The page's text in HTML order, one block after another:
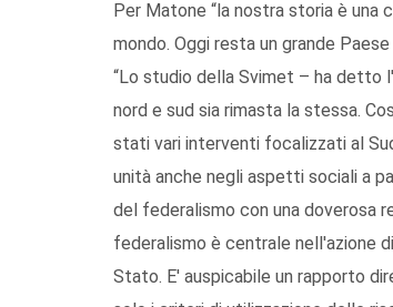
Per Matone “la nostra storia è una
mondo. Oggi resta un grande
“Lo studio della Svimet – ha detto
nord e sud sia rimasta la stessa.
stati vari interventi focalizzati al
unità anche negli aspetti sociali a
del federalismo con una doverosa
federalismo è centrale nell'azione
Stato. E' auspicabile un rapporto